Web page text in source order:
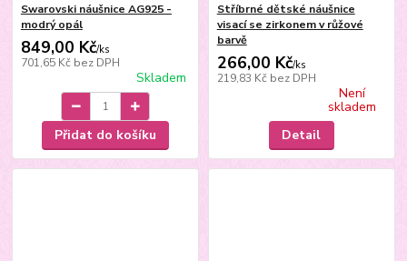
Swarovski náušnice AG925 -
modrý opál
849,00 Kč/ks
701,65 Kč bez DPH
Skladem
Přidat do košíku
Stříbrné dětské náušnice
visací se zirkonem v růžové
barvě
266,00 Kč/ks
219,83 Kč bez DPH
Není
skladem
Detail